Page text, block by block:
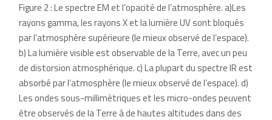
Figure 2 : Le spectre EM et l’opacité de l’atmosphère. a)Les
rayons gamma, les rayons X et la lumière UV sont bloqués
par l’atmosphère supérieure (le mieux observé de l’espace).
b) La lumière visible est observable de la Terre, avec un peu
de distorsion atmosphérique. c) La plupart du spectre IR est
absorbé par l’atmosphère (le mieux observé de l’espace). d)
Les ondes sous-millimètriques et les micro-ondes peuvent
être observés de la Terre à de hautes altitudes dans des